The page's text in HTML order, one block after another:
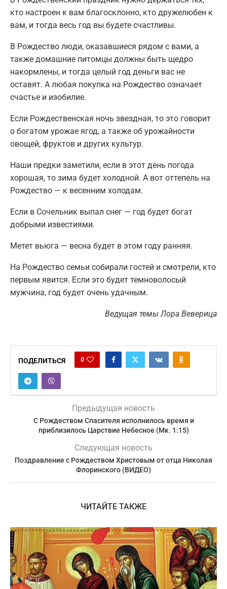
кто настроен к вам благосклонно, кто дружелюбен к
вам, и тогда весь год вы будете счастливы.
В Рождество люди, оказавшиеся рядом с вами, а
также домашние питомцы должны быть щедро
накормлены, и тогда целый год деньги вас не
оставят. А любая покупка на Рождество означает
счастье и изобилие.
Если Рождественская ночь звездная, то это говорит
о богатом урожае ягод, а также об урожайности
овощей, фруктов и других культур.
Наши предки заметили, если в этот день погода
хорошая, то зима будет холодной. А вот оттепель на
Рождество — к весенним холодам.
Если в Сочельник выпал снег — год будет богат
добрыми известиями.
Метет вьюга — весна будет в этом году ранняя.
На Рождество семьи собирали гостей и смотрели, кто
первым явится. Если это будет темноволосый
мужчина, год будет очень удачным.
Ведущая темы Лора Веверица
ПОДЕЛИТЬСЯ 0
Предыдущая новость
С Рождеством Спасителя исполнилось время и
приблизилось Царствие Небесное (Мк. 1:15)
Следующая новость
Поздравление с Рождеством Христовым от отца Николая
Флоринского (ВИДЕО)
ЧИТАЙТЕ ТАКЖЕ